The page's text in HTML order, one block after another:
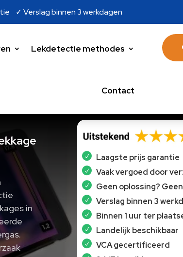
✓ Verslag binnen 3 werkdagen
Lekdetectie methodes
Contact
in
Laagste prijs garantie
Vaak vergoed door
Geen oplossing?
Verslag binnen 3
Binnen 1 uur ter
Landelijk beschikbaar
VCA gecertificeerd